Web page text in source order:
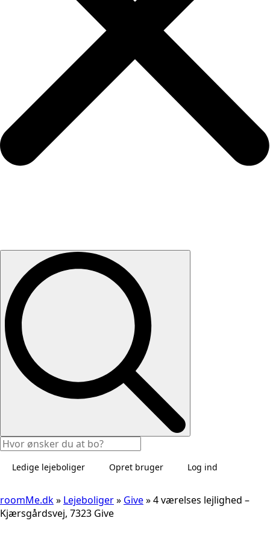
Ledige lejeboliger Opret bruger Log ind
roomMe.dk» Lejeboliger» Give»4 værelses lejlighed –
Kjærsgårdsvej, 7323 Give